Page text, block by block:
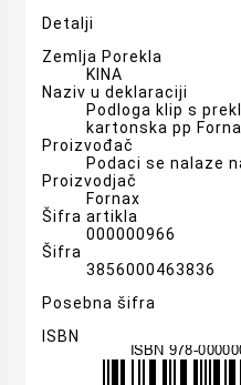
Detalji
Zemlja Porekla
KINA
Naziv u deklaraciji
Podloga klip s
kartonska pp
Proizvođač
Podaci se nalaze
Proizvodjač
Fornax
Šifra artikla
000000966
Šifra
3856000463836
Posebna šifra
ISBN